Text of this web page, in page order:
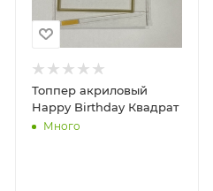
Топпер акриловый
Happy Birthday Квадрат
Много